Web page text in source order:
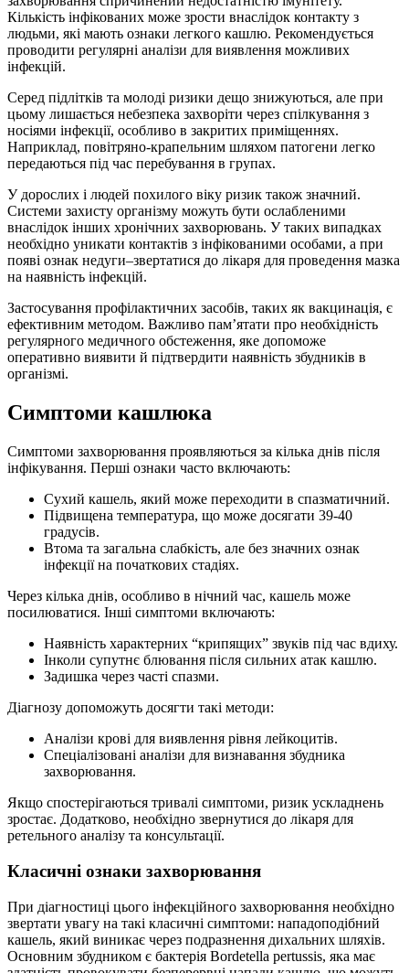
Кількість інфікованих може зрости внаслідок контакту з
людьми, які мають ознаки легкого кашлю. Рекомендується
проводити регулярні аналізи для виявлення можливих
інфекцій.
Серед підлітків та молоді ризики дещо знижуються, але при
цьому лишається небезпека захворіти через спілкування з
носіями інфекції, особливо в закритих приміщеннях.
Наприклад, повітряно-крапельним шляхом патогени легко
передаються під час перебування в групах.
У дорослих і людей похилого віку ризик також значний.
Системи захисту організму можуть бути ослабленими
внаслідок інших хронічних захворювань. У таких випадках
необхідно уникати контактів з інфікованими особами, а при
появі ознак недуги–звертатися до лікаря для проведення мазка
на наявність інфекцій.
Застосування профілактичних засобів, таких як вакцинація, є
ефективним методом. Важливо пам’ятати про необхідність
регулярного медичного обстеження, яке допоможе
оперативно виявити й підтвердити наявність збудників в
організмі.
Симптоми кашлюка
Симптоми захворювання проявляються за кілька днів після
інфікування. Перші ознаки часто включають:
Сухий кашель, який може переходити в спазматичний.
Підвищена температура, що може досягати 39-40
градусів.
Втома та загальна слабкість, але без значних ознак
інфекції на початкових стадіях.
Через кілька днів, особливо в нічний час, кашель може
посилюватися. Інші симптоми включають:
Наявність характерних “крипящих” звуків під час вдиху.
Інколи супутнє блювання після сильних атак кашлю.
Задишка через часті спазми.
Діагнозу допоможуть досягти такі методи:
Аналізи крові для виявлення рівня лейкоцитів.
Спеціалізовані аналізи для визнавання збудника
захворювання.
Якщо спостерігаються тривалі симптоми, ризик ускладнень
зростає. Додатково, необхідно звернутися до лікаря для
ретельного аналізу та консультації.
Класичні ознаки захворювання
При діагностиці цього інфекційного захворювання необхідно
звертати увагу на такі класичні симптоми: нападоподібний
кашель, який виникає через подразнення дихальних шляхів.
Основним збудником є бактерія Bordetella pertussis, яка має